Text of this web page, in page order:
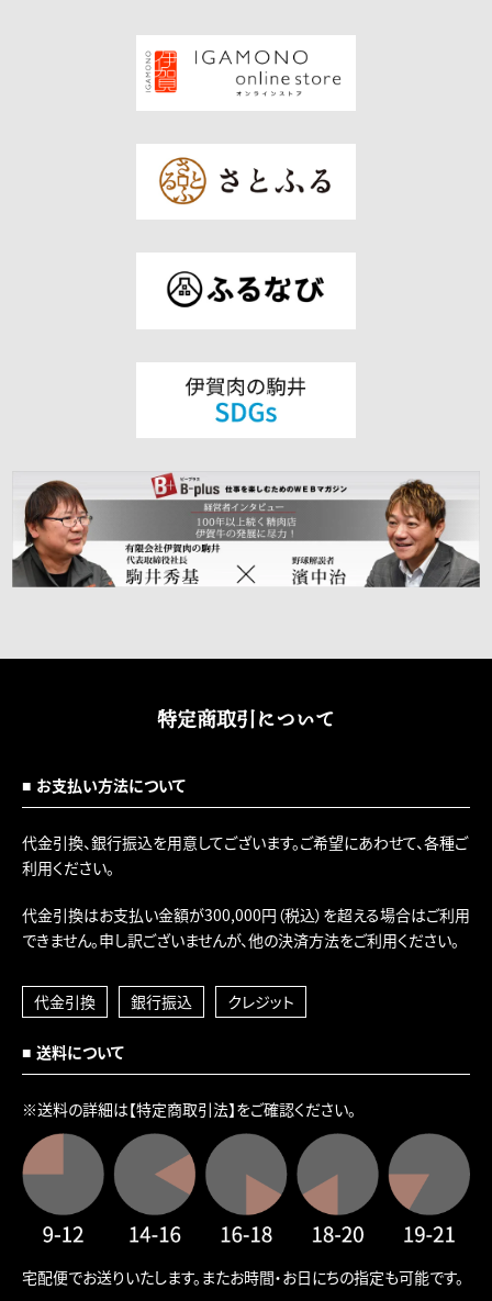
特定商取引について
お支払い方法について
代金引換、銀行振込を用意してございます。ご希望にあわせて、各種ご
利用ください。
代金引換はお支払い金額が300,000円（税込）を超える場合はご利用
できません。申し訳ございませんが、他の決済方法をご利用ください。
代金引換 銀行振込 クレジット
送料について
※送料の詳細は【特定商取引法】をご確認ください。
宅配便でお送りいたします。またお時間・お日にちの指定も可能です。